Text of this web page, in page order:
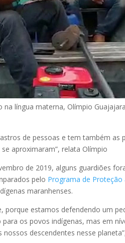
língua materna, Olímpio
de pessoas e tem também as
aproximaram”, relata Olímpio
de 2019, alguns guardiões
pelo Programa de
maranhenses.
porque estamos defendendo um
os povos indígenas, mas em
descendentes nesse